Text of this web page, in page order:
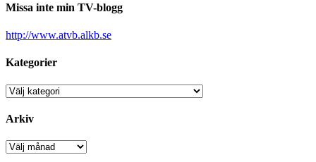
Missa inte min TV-blogg
http://www.atvb.alkb.se
Kategorier
Kategorier
Arkiv
Arkiv